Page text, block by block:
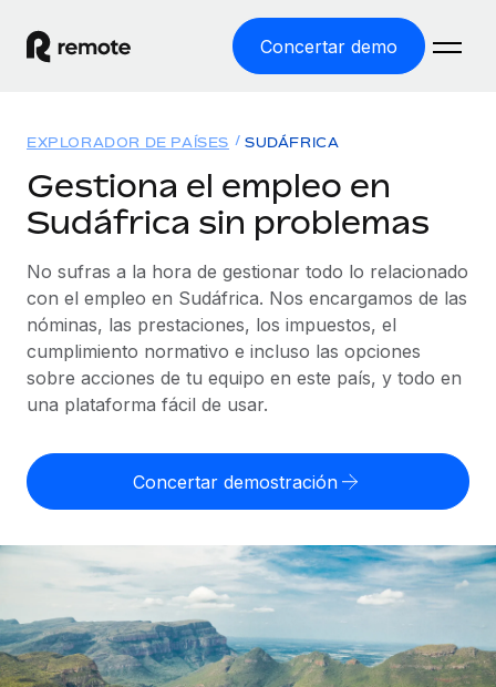
Concertar demo
EMPLEO GLOBAL
Nómina global
Gestiona las nóminas de forma sencilla y conforme a la
legalidad.
Employer of Record
Expándete en todo el mundo sin gastar en entidades.
cumpliendo la normativa.
Integra y gestiona a autónomos globalmente.
Externaliza tareas laborales complejas.
Soluciones
COBERTURA MUNDIAL
Explorador de países
Consulta el soporte del empleo global según el país.
Explorador estatal de EE. UU.
Simplifica la contratación en todos los estados de EE.
Comparador de Remote
Compáranos con otras empresas.
ETAPAS DE CRECIMIENTO
Startups
Soluciones ágiles de RR. HH. globales y nóminas para
empresas en crecimiento.
Recursos
HERRAMIENTAS Y CALCULADORAS
Calculadora del riesgo de clasificación errónea
Consulta el riesgo de clasificación errónea por país.
cualquier país.
Descubre opciones de divisas y tiempos de pago para
autónomos globales.
APRENDIZAJE CON REMOTE
Precios
English
Nederlands
Français
Deutsch
EXPLORADOR DE PAÍSES SUDÁFRICA
Gestiona el empleo en
Sudáfrica sin problemas
No sufras a la hora de gestionar todo lo relacionado
con el empleo en Sudáfrica. Nos encargamos de las
nóminas, las prestaciones, los impuestos, el
cumplimiento normativo e incluso las opciones
sobre acciones de tu equipo en este país, y todo en
una plataforma fácil de usar.
Concertar demostración